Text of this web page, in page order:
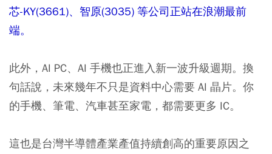
芯-KY(3661)、智原(3035) 等公司正站在浪潮最前
端。
此外，AI PC、AI 手機也正進入新一波升級週期。換
句話說，未來幾年不只是資料中心需要 AI 晶片。你
的手機、筆電、汽車甚至家電，都需要更多 IC。
這也是台灣半導體產業產值持續創高的重要原因之